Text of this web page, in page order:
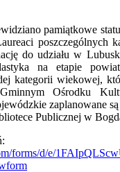
pamiątkowe
poszczególnych
do udziału w
na etapie
kategorii wiekowej,
Ośrodku
zaplanowane
Publicznej w
forms/d/e/